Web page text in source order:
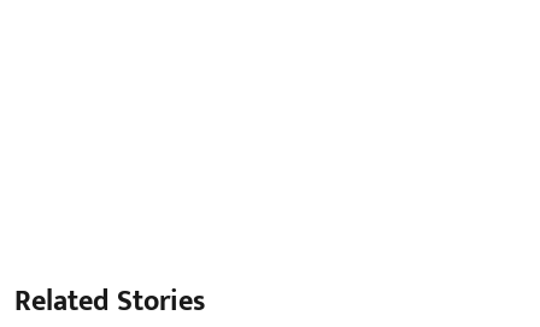
Related Stories